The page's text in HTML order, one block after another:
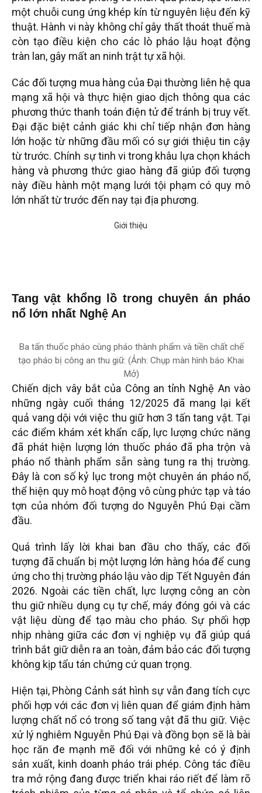
một chuỗi cung ứng khép kín từ nguyên liệu đến kỹ
thuật. Hành vi này không chỉ gây thất thoát thuế mà
còn tạo điều kiện cho các lò pháo lậu hoạt động
tràn lan, gây mất an ninh trật tự xã hội.
Các đối tượng mua hàng của Đại thường liên hệ qua
mạng xã hội và thực hiện giao dịch thông qua các
phương thức thanh toán điện tử để tránh bị truy vết.
Đại đặc biệt cảnh giác khi chỉ tiếp nhận đơn hàng
lớn hoặc từ những đầu mối có sự giới thiệu tin cậy
từ trước. Chính sự tinh vi trong khâu lựa chọn khách
hàng và phương thức giao hàng đã giúp đối tượng
này điều hành một mạng lưới tội phạm có quy mô
lớn nhất từ trước đến nay tại địa phương.
Tang vật khổng lồ trong chuyên án pháo
nổ lớn nhất Nghệ An
Ba tấn thuốc pháo cùng pháo thành phẩm và tiền chất chế
tạo pháo bị công an thu giữ. (Ảnh: Chụp màn hình báo Khai
Mở)
Chiến dịch vây bắt của Công an tỉnh Nghệ An vào
những ngày cuối tháng 12/2025 đã mang lại kết
quả vang dội với việc thu giữ hơn 3 tấn tang vật. Tại
các điểm khám xét khẩn cấp, lực lượng chức năng
đã phát hiện lượng lớn thuốc pháo đã pha trộn và
pháo nổ thành phẩm sẵn sàng tung ra thị trường.
Đây là con số kỷ lục trong một chuyên án pháo nổ,
thể hiện quy mô hoạt động vô cùng phức tạp và táo
tợn của nhóm đối tượng do Nguyễn Phú Đại cầm
đầu.
Quá trình lấy lời khai ban đầu cho thấy, các đối
tượng đã chuẩn bị một lượng lớn hàng hóa để cung
ứng cho thị trường pháo lậu vào dịp Tết Nguyên đán
2026. Ngoài các tiền chất, lực lượng công an còn
thu giữ nhiều dụng cụ tự chế, máy đóng gói và các
vật liệu dùng để tạo màu cho pháo. Sự phối hợp
nhịp nhàng giữa các đơn vị nghiệp vụ đã giúp quá
trình bắt giữ diễn ra an toàn, đảm bảo các đối tượng
không kịp tẩu tán chứng cứ quan trọng.
Hiện tại, Phòng Cảnh sát hình sự vẫn đang tích cực
phối hợp với các đơn vị liên quan để giám định hàm
lượng chất nổ có trong số tang vật đã thu giữ. Việc
xử lý nghiêm Nguyễn Phú Đại và đồng bọn sẽ là bài
học răn đe mạnh mẽ đối với những kẻ có ý định
sản xuất, kinh doanh pháo trái phép. Công tác điều
tra mở rộng đang được triển khai ráo riết để làm rõ